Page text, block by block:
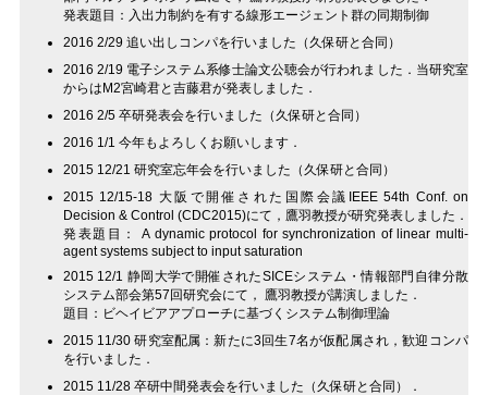
発表題目：入出力制約を有する線形エージェント群の同期制御
2016 2/29 追い出しコンパを行いました（久保研と合同）
2016 2/19 電子システム系修士論文公聴会が行われました．当研究室
からはM2宮崎君と吉藤君が発表しました．
2016 2/5 卒研発表会を行いました（久保研と合同）
2016 1/1 今年もよろしくお願いします．
2015 12/21 研究室忘年会を行いました（久保研と合同）
2015 12/15-18 大阪で開催された国際会議IEEE 54th Conf. on
Decision & Control (CDC2015)にて，鷹羽教授が研究発表しました．
発表題目： A dynamic protocol for synchronization of linear multi-
agent systems subject to input saturation
2015 12/1 静岡大学で開催されたSICEシステム・情報部門自律分散
システム部会第57回研究会にて， 鷹羽教授が講演しました．
題目：ビヘイビアアプローチに基づくシステム制御理論
2015 11/30 研究室配属：新たに3回生7名が仮配属され，歓迎コンパ
を行いました．
2015 11/28 卒研中間発表会を行いました（久保研と合同）．